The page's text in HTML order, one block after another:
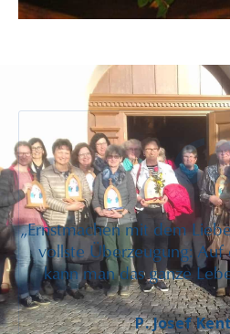
„Ernstmachen mit dem
vollste Überzeugung:
kann man das ganze
P. Josef